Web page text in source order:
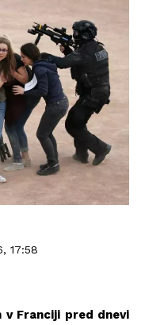
17:58
Franciji pred dnevi